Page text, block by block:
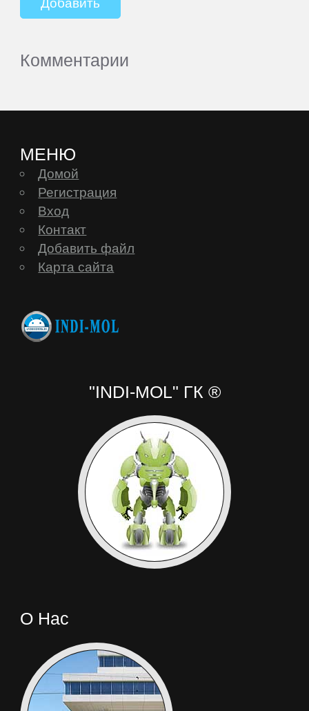
Комментарии
МЕНЮ
Домой
Регистрация
Вход
Контакт
Добавить файл
Карта сайта
"INDI-MOL" ГК ®
О Нас